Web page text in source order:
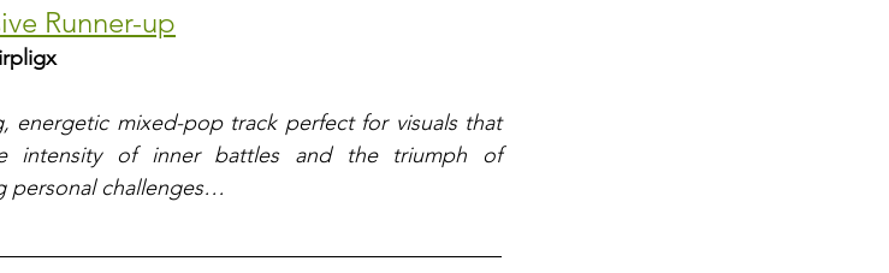
Runner-up
energetic mixed-pop track perfect for visuals that
intensity of inner battles and the triumph of
personal challenges…